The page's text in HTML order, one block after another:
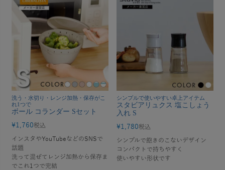
洗う・水切り・レンジ加熱・保存がこ
れ1つで
ボール コランダー Sセット
¥1,760税込
インスタやYouTubeなどのSNSで
話題
洗って混ぜてレンジ加熱から保存ま
でこれ1つで完結
シンプルで使いやすい卓上アイテム
スタビアリュクス 塩こしょう
入れ S
¥1,780税込
シンプルで飽きのこないデザイン
コンパクトで持ちやすく
使いやすい形状です